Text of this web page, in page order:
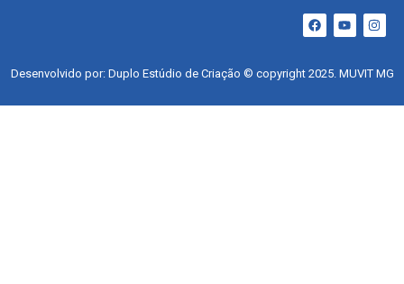
Desenvolvido por: Duplo Estúdio de Criação © copyright 2025. MUVIT MG